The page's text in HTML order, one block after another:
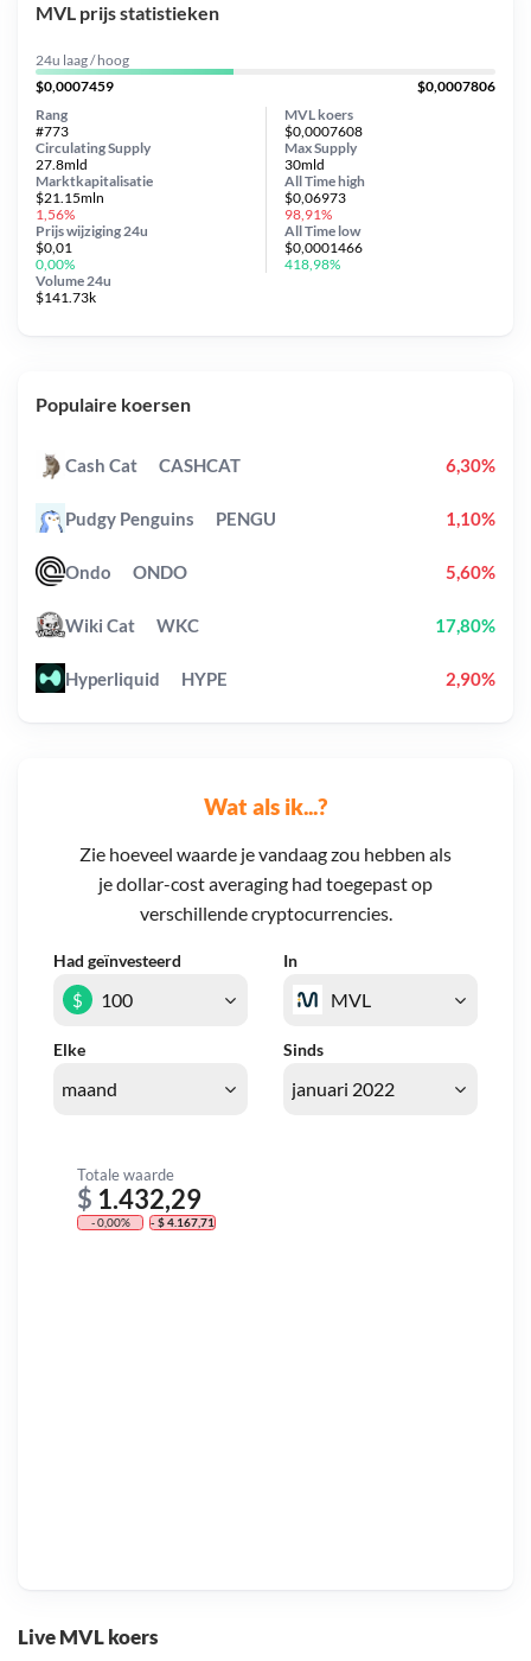
Live MVL koers
Wat als ik...?
Zie hoeveel waarde je vandaag zou hebben als
je dollar-cost averaging had toegepast op
verschillende cryptocurrencies.
Had geïnvesteerd In
Elke Sinds
$
Totale waarde
$ 1.432,29
- 0,00% - $ 4.167,71
MVL prijs statistieken
24u laag / hoog
$0,0007459
$0,0007806
MVL koers
$0,0007608
Circulating Supply
27.8mld
Prijs wijziging24u
$0,01
0,00%
Max Supply
30mld
Marktkapitalisatie
$21.15mln
1,56%
Volume 24u
$141.73k
Rang
#773
All Timehigh
$0,06973
98,91%
All Time low
$0,0001466
418,98%
Populaire koersen
Cash Cat CASHCAT 6,30%
Pudgy Penguins PENGU 1,10%
Ondo ONDO 5,60%
Wiki Cat WKC 17,80%
Hyperliquid HYPE 2,90%